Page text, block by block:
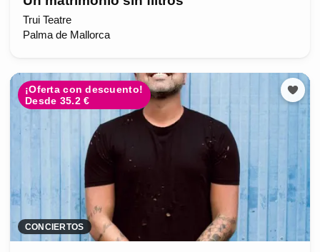
Trui Teatre
Palma de Mallorca
¡Oferta con descuento!
Desde 35.2 €
CONCIERTOS